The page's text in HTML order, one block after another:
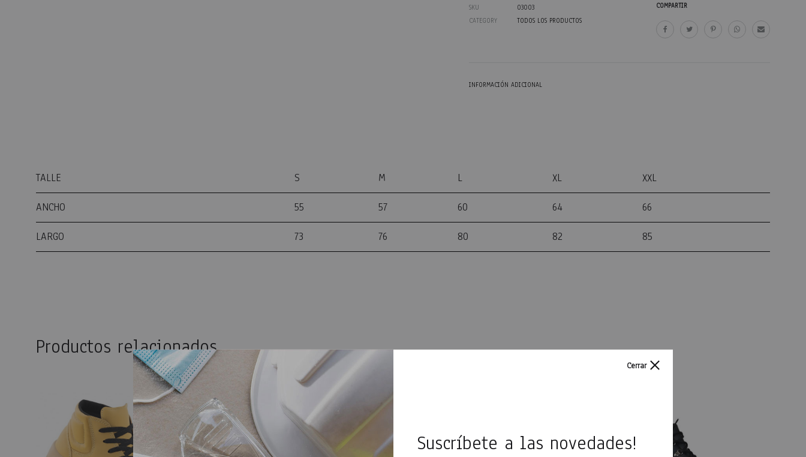
COMPARTIR
SKU
03003
CATEGORY
TODOS LOS PRODUCTOS
INFORMACIÓN ADICIONAL
TALLE S M L XL XXL
ANCHO 55 57 60 64 66
LARGO 73 76 80 82 85
Productos relacionados
Cerrar
Suscríbete a las novedades!